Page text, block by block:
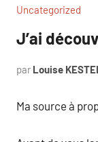
Uncategorized
J’ai
par Louise
Ma source à